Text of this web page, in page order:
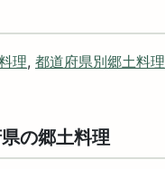
理, 都道府県別郷土料理
の郷土料理